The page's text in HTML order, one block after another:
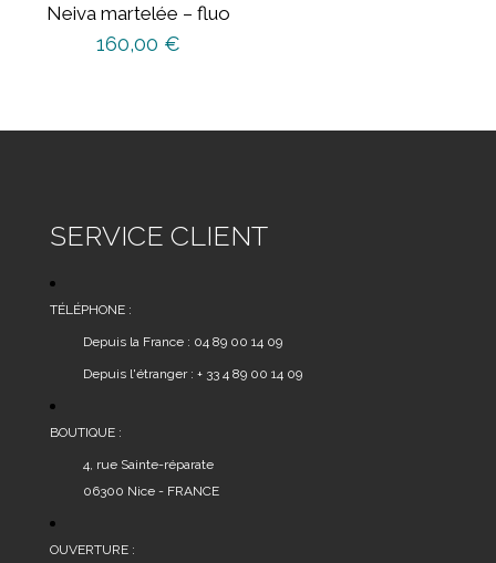
Neiva martelée – fluo
160,00 €
SERVICE CLIENT
TÉLÉPHONE :
Depuis la France : 04 89 00 14 09
Depuis l'étranger : + 33 4 89 00 14 09
BOUTIQUE :
4, rue Sainte-réparate
06300 Nice - FRANCE
OUVERTURE :